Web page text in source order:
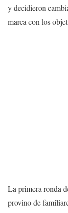
y decidieron
marca con los
La primera ronda
provino de